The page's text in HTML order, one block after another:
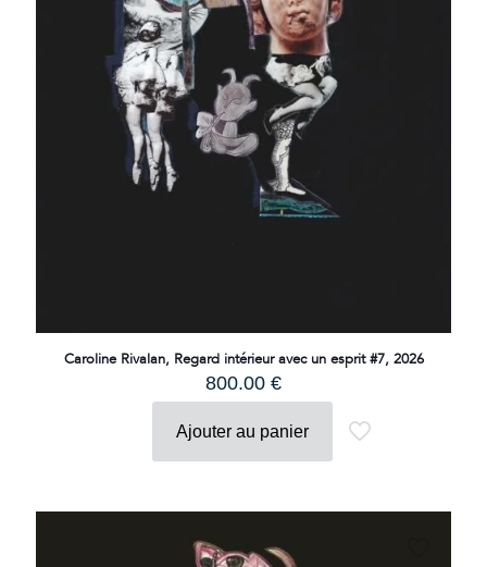
Caroline Rivalan, Regard intérieur avec un esprit #7, 2026
800.00 €
Ajouter au panier